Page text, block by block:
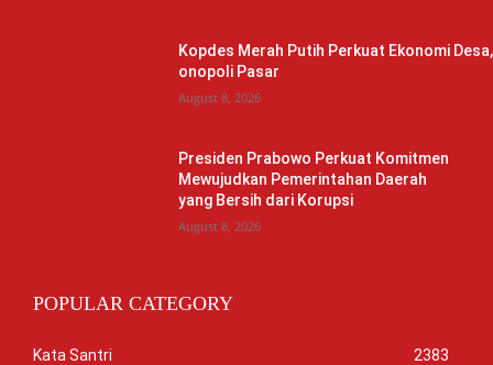
Kopdes Merah Putih Perkuat Ekonomi
onopoli Pasar
August 8, 2026
Presiden Prabowo Perkuat Komitmen
Mewujudkan Pemerintahan Daerah
yang Bersih dari Korupsi
August 8, 2026
POPULAR CATEGORY
Kata Santri
2383